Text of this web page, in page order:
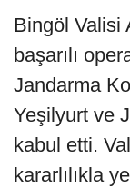
Bingöl Valisi
başarılı
Jandarma
Yeşilyurt ve
kabul etti.
kararlılıkla